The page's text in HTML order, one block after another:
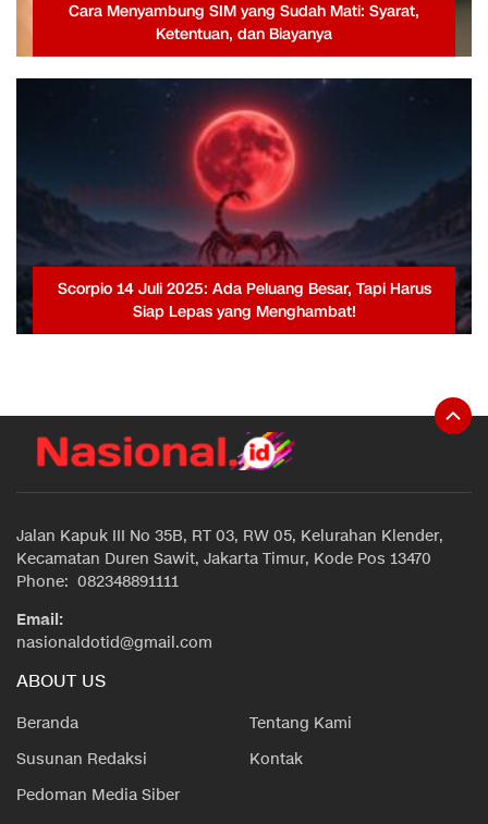
Cara Menyambung SIM yang Sudah Mati: Syarat,
Ketentuan, dan Biayanya
Scorpio 14 Juli 2025: Ada Peluang Besar, Tapi Harus
Siap Lepas yang Menghambat!
Jalan Kapuk III No 35B, RT 03, RW 05, Kelurahan Klender,
Kecamatan Duren Sawit, Jakarta Timur, Kode Pos 13470
Phone: 082348891111
Email:
nasionaldotid@gmail.com
ABOUT US
Beranda
Tentang Kami
Susunan Redaksi
Kontak
Pedoman Media Siber